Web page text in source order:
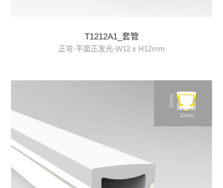
T1212A1_套管
正弯-平面正发光-W12 x H12mm